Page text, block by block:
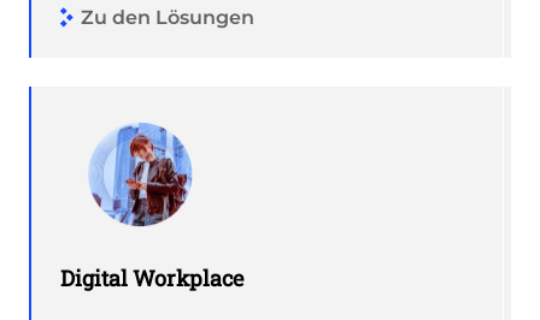
Zu den Lösungen
Digital Workplace